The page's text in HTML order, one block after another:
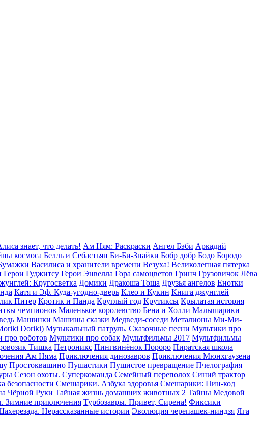
знает, что делать! Ам Ням: Раскраски Ангел Бэби Аркадий
космоса Белль и Себастьян Би-Би-Знайки Бобр добр Бодо Бородо
Василиса и хранители времени Везуха! Великолепная пятерка
Герои Гуджитсу Герои Энвелла Гора cамоцветов Гринч Грузовичок Лёва
Кругосветка Домики Дракоша Тоша Друзья ангелов Енотки
Катя и Эф. Куда-угодно-дверь Клео и Кукин Книга джунглей
Питер Кротик и Панда Круглый год Крутиксы Крылатая история
чемпионов Маленькое королевство Бена и Холли Малышарики
Машинки Машины сказки Медведи-соседи Металионы Ми-Ми-
Doriki) Музыкальный патруль. Сказочные песни Мультики про
про роботов Мультики про собак Мультфильмы 2017 Мультфильмы
Тишка Петроникс Пингвинёнок Пороро Пиратская школа
Ам Няма Приключения динозавров Приключения Мюнхгаузена
Простоквашино Пушастики Пушистое превращение Пчелография
Сезон охоты. Суперкоманда Семейный переполох Синий трактор
безопасности Смешарики. Азбука здоровья Смешарики: Пин-код
Чёрной Руки Тайная жизнь домашних животных 2 Тайны Медовой
Зимние приключения Турбозавры. Привет, Сирена! Фиксики
Нерассказанные истории Эволюция черепашек-ниндзя Яга